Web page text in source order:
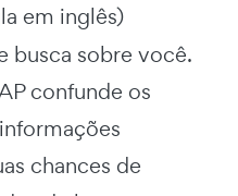
em inglês)
busca sobre você.
confunde os
chances de